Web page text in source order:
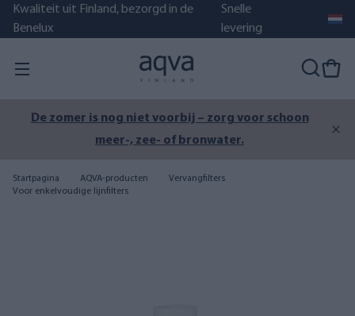
Kwaliteit uit Finland, bezorgd in de
Benelux
Snelle
levering
De zomer is nog niet voorbij – zorg voor schoon
meer-, zee- of bronwater.
Startpagina AQVA-producten
Vervangfilters
Voor enkelvoudige lijnfilters